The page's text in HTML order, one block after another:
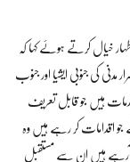
خیال کرتے ہوئے کہا کہ
مدنی کی جنوبی ایشیا اور جنوب
ہیں جو قابل تعریف
اقدامات کر رہے ہیں وہ
آرہے ہیں ان سے مستقبل